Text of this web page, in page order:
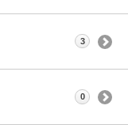
3
0